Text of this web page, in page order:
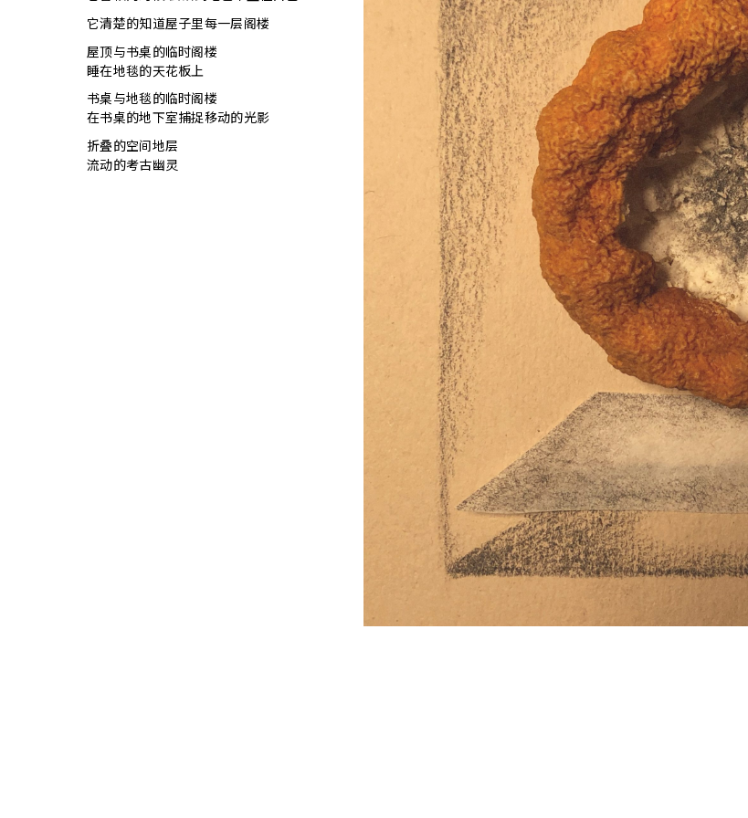
它清楚的知道屋子里每一层阁楼
屋顶与书桌的临时阁楼
睡在地毯的天花板上
书桌与地毯的临时阁楼
在书桌的地下室捕捉移动的光影
折叠的空间地层
流动的考古幽灵